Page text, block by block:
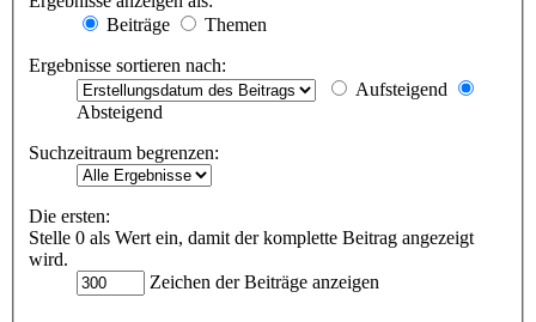
Beiträge
Themen
Ergebnisse sortieren nach:
Aufsteigend
Absteigend
Suchzeitraum begrenzen:
Die ersten:
Stelle 0 als Wert ein, damit der komplette Beitrag angezeigt
wird.
Zeichen der Beiträge anzeigen